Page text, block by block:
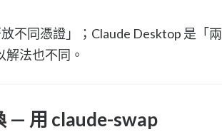
不同憑證」；Claude Desktop 是「兩
法也不同。
— 用 claude-swap